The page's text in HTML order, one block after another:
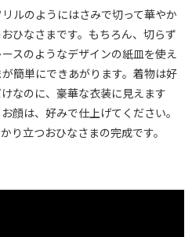
ルのようにはさみで切って華やか
ひなさまです。もちろん、切らず
スのようなデザインの紙皿を使え
簡単にできあがります。着物は好
なのに、豪華な衣装に見えます
顔は、好みで仕上げてください。
り立つおひなさまの完成です。